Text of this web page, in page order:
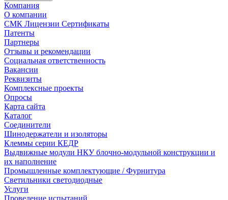
Компания
О компании
СМК Лицензии Сертификаты
Патенты
Партнеры
Отзывы и рекомендации
Социальная ответственность
Вакансии
Реквизиты
Комплексные проекты
Опросы
Карта сайта
Каталог
Соединители
Шинодержатели и изоляторы
Клеммы серии КЕДР
Выдвижные модули НКУ блочно-модульной конструкции и
их наполнение
Промышленные комплектующие / Фурнитура
Светильники светодиодные
Услуги
Проведение испытаний